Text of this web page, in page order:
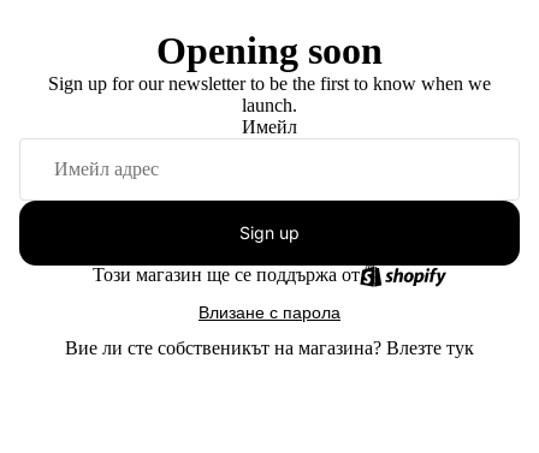
Opening soon
Sign up for our newsletter to be the first to know when we
launch.
Имейл
Sign up
Този магазин ще се поддържа от
Влизане с парола
Вие ли сте собственикът на магазина? Влезте тук